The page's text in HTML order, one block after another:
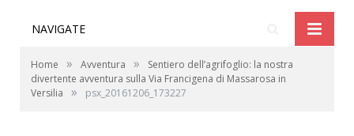
NAVIGATE
Home » Avventura »
Sentiero dell’agrifoglio: la nostra
divertente avventura sulla Via Francigena di Massarosa in
Versilia
» psx_20161206_173227